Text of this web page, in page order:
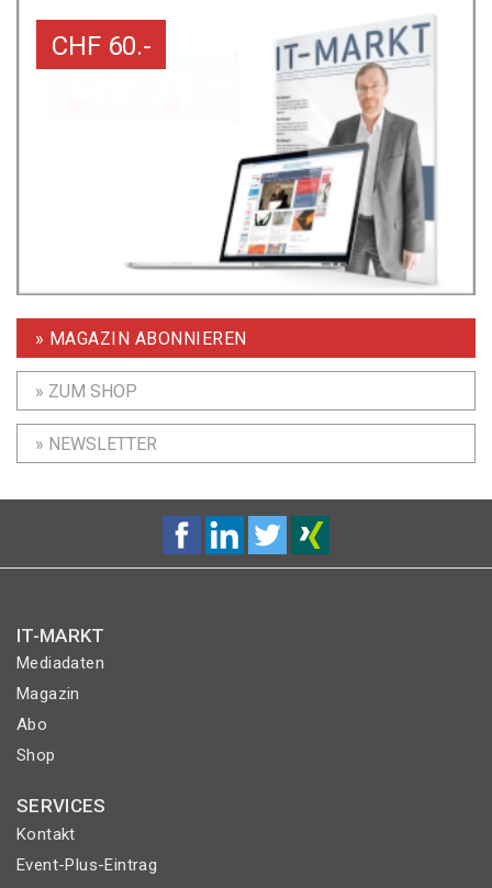
CHF 60.-
» MAGAZIN ABONNIEREN
» ZUM SHOP
» NEWSLETTER
IT-MARKT
Mediadaten
Magazin
Abo
Shop
SERVICES
Kontakt
Event-Plus-Eintrag